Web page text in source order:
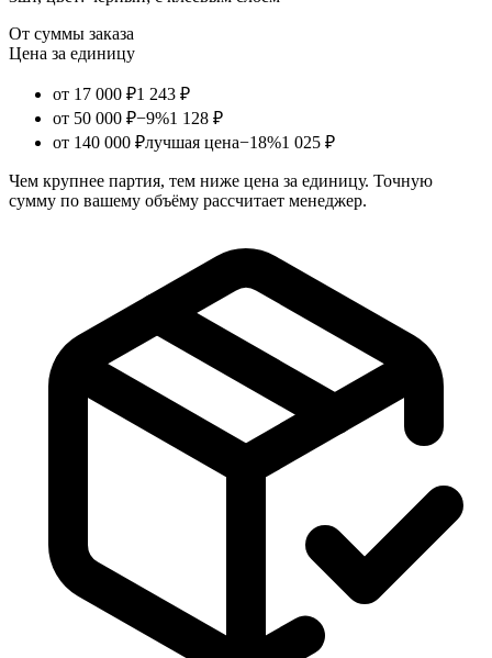
От суммы заказа
Цена за единицу
от 17 000 ₽1 243 ₽
от 50 000 ₽−9%1 128 ₽
от 140 000 ₽лучшая цена−18%1 025 ₽
Чем крупнее партия, тем ниже цена за единицу. Точную
сумму по вашему объёму рассчитает менеджер.